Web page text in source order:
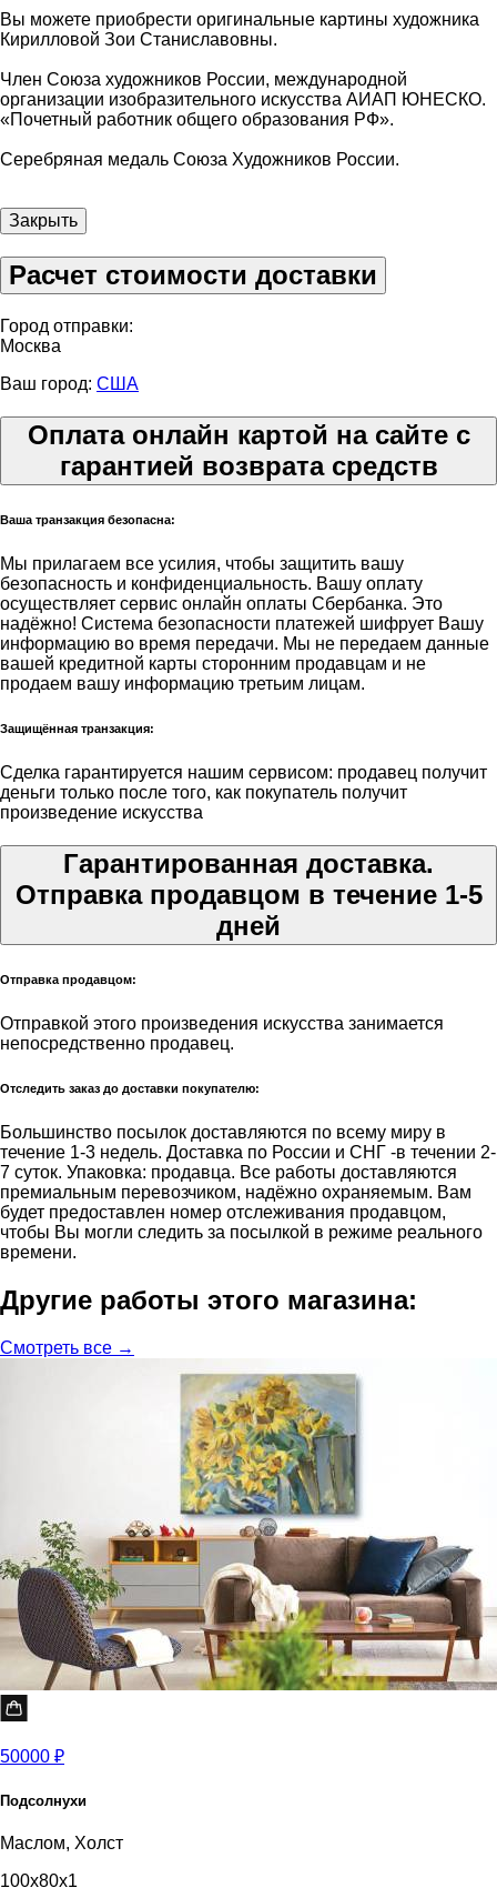
Вы можете приобрести оригинальные картины художника
Кирилловой Зои Станиславовны.
Член Союза художников России, международной
организации изобразительного искусства АИАП ЮНЕСКО.
«Почетный работник общего образования РФ».
Серебряная медаль Союза Художников России.
Закрыть
Расчет стоимости доставки
Город отправки:
Москва
Ваш город: США
Оплата онлайн картой на сайте с
гарантией возврата средств
Ваша транзакция безопасна:
Мы прилагаем все усилия, чтобы защитить вашу
безопасность и конфиденциальность. Вашу оплату
осуществляет сервис онлайн оплаты Сбербанка. Это
надёжно! Система безопасности платежей шифрует Вашу
информацию во время передачи. Мы не передаем данные
вашей кредитной карты сторонним продавцам и не
продаем вашу информацию третьим лицам.
Защищённая транзакция:
Сделка гарантируется нашим сервисом: продавец получит
деньги только после того, как покупатель получит
произведение искусства
Гарантированная доставка.
Отправка продавцом в течение 1-5
дней
Отправка продавцом:
Отправкой этого произведения искусства занимается
непосредственно продавец.
Отследить заказ до доставки покупателю:
Большинство посылок доставляются по всему миру в
течение 1-3 недель. Доставка по России и СНГ -в течении 2-
7 суток. Упаковка: продавца. Все работы доставляются
премиальным перевозчиком, надёжно охраняемым. Вам
будет предоставлен номер отслеживания продавцом,
чтобы Вы могли следить за посылкой в режиме реального
времени.
Другие работы этого магазина:
Смотреть все →
50000 ₽
Подсолнухи
Маслом, Холст
100x80x1